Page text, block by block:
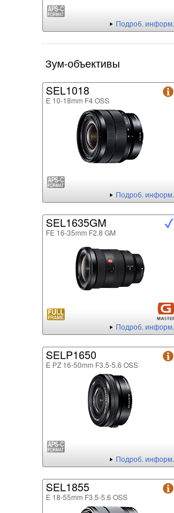
Подроб. информ.
Зум-объективы
SEL1018
E 10-18mm F4 OSS
Подроб. информ.
SEL1635GM
FE 16-35mm F2.8 GM
Подроб. информ.
SELP1650
E PZ 16-50mm F3.5-5.6 OSS
Подроб. информ.
SEL1855
E 18-55mm F3.5-5.6 OSS